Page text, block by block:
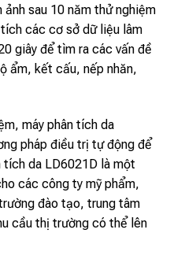
sau 10 năm thử nghiệm
các cơ sở dữ liệu lâm
giây để tìm ra các vấn đề
ẩm, kết cấu, nếp nhăn,
máy phân tích da
pháp điều trị tự động để
da LD6021D là một
các công ty mỹ phẩm,
đào tạo, trung tâm
cầu thị trường có thể lên